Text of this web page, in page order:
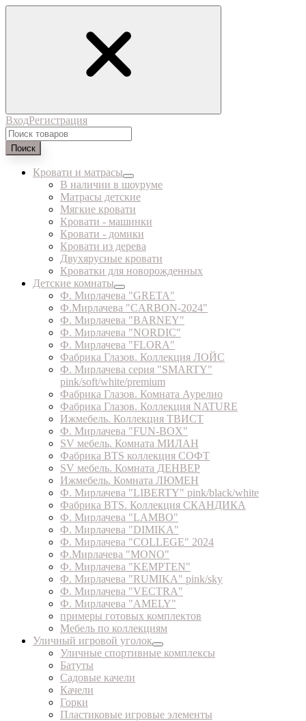
ВходРегистрация
Поиск
Кровати и матрасы
В наличии в шоуруме
Матрасы детские
Мягкие кровати
Кровати - машинки
Кровати - домики
Кровати из дерева
Двухярусные кровати
Кроватки для новорожденных
Детские комнаты
Ф. Мирлачева "GRETA"
Ф.Мирлачева "CARBON-2024"
Ф. Мирлачева "BARNEY"
Ф. Мирлачева "NORDIC"
Ф. Мирлачева "FLORA"
Фабрика Глазов. Коллекция ЛОЙС
Ф. Мирлачева серия "SMARTY"
pink/soft/white/premium
Фабрика Глазов. Комната Аурелио
Фабрика Глазов. Коллекция NATURE
Ижмебель. Коллекция ТВИСТ
Ф. Мирлачева "FUN-BOX"
SV мебель. Комната МИЛАН
Фабрика BTS коллекция СОФТ
SV мебель. Комната ДЕНВЕР
Ижмебель. Комната ЛЮМЕН
Ф. Мирлачева "LIBERTY" pink/black/white
Фабрика BTS. Коллекция СКАНДИКА
Ф. Мирлачева "LAMBO"
Ф. Мирлачева "DIMIKA"
Ф. Мирлачева "COLLEGE" 2024
Ф.Мирлачева "MONO"
Ф. Мирлачева "KEMPTEN"
Ф. Мирлачева "RUMIKA" pink/sky
Ф. Мирлачева "VECTRA"
Ф. Мирлачева "AMELY"
примеры готовых комплектов
Мебель по коллекциям
Уличный игровой уголок
Уличные спортивные комплексы
Батуты
Садовые качели
Качели
Горки
Пластиковые игровые элементы